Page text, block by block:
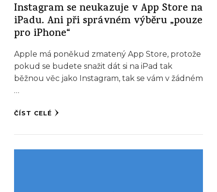
Instagram se neukazuje v App Store na
iPadu. Ani při správném výběru „pouze
pro iPhone“
Apple má poněkud zmatený App Store, protože
pokud se budete snažit dát si na iPad tak
běžnou věc jako Instagram, tak se vám v žádném
…
ČÍST CELÉ